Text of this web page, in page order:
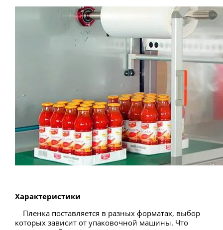
Характеристики
Пленка поставляется в разных форматах, выбор
которых зависит от упаковочной машины. Что